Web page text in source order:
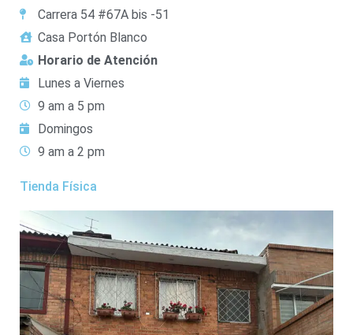
Carrera 54 #67A bis -51
Casa Portón Blanco
Horario de Atención
Lunes a Viernes
9 am a 5 pm
Domingos
9 am a 2 pm
Tienda Física